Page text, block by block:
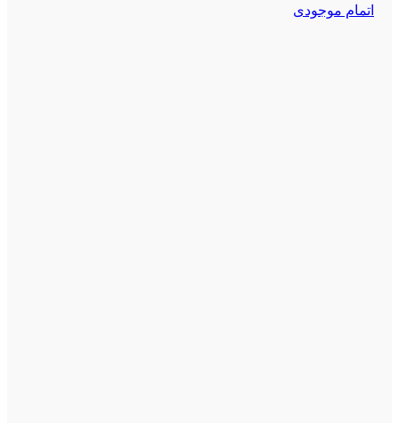
اتمام موجودی